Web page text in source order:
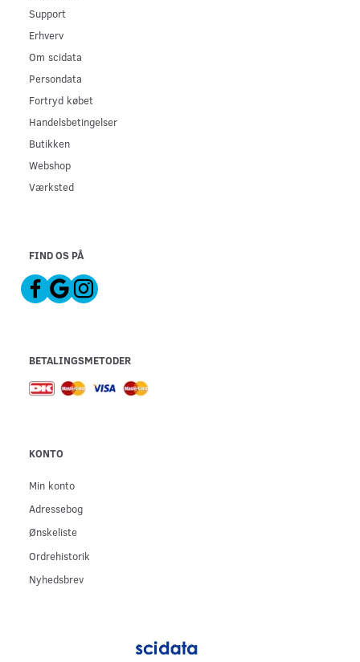
Support
Erhverv
Om scidata
Persondata
Fortryd købet
Handelsbetingelser
Butikken
Webshop
Værksted
FIND OS PÅ
BETALINGSMETODER
KONTO
Min konto
Adressebog
Ønskeliste
Ordrehistorik
Nyhedsbrev